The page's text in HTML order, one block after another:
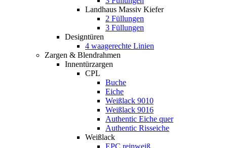
Landhaus Massiv Kiefer
2 Füllungen
3 Füllungen
Designtüren
4 waagerechte Linien
Zargen & Blendrahmen
Innentürzargen
CPL
Buche
Eiche
Weißlack 9010
Weißlack 9016
Authentic Eiche quer
Authentic Risseiche
Weißlack
EPC reinweiß